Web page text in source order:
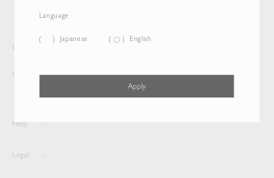
Language
Japanese English
Apply
Delivery destination and Language
United States Japanese
Help
Legal